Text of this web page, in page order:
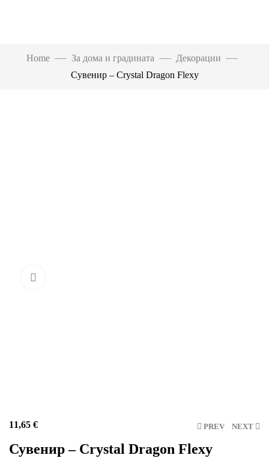
Home За дома и градината
Декорации
Сувенир – Crystal Dragon Flexy
PREV NEXT
11,65 €
Сувенир – Crystal Dragon Flexy